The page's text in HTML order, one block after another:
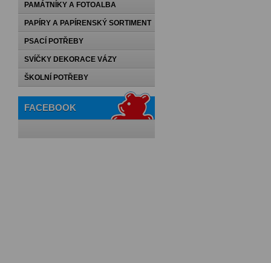
PAMÁTNÍKY A FOTOALBA
PAPÍRY A PAPÍRENSKÝ SORTIMENT
PSACÍ POTŘEBY
SVÍČKY DEKORACE VÁZY
ŠKOLNÍ POTŘEBY
FACEBOOK